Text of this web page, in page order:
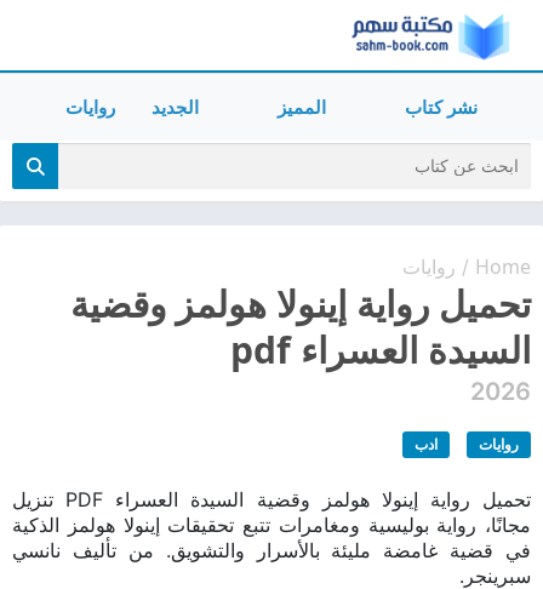
نشر كتاب المميز الجديد روايات
Home
/ روايات
تحميل رواية إينولا هولمز وقضية
السيدة العسراء pdf
2026
روايات ادب
تحميل رواية إينولا هولمز وقضية السيدة العسراء PDF تنزيل
مجانًا، رواية بوليسية ومغامرات تتبع تحقيقات إينولا هولمز الذكية
في قضية غامضة مليئة بالأسرار والتشويق. من تأليف نانسي
سبرينجر.